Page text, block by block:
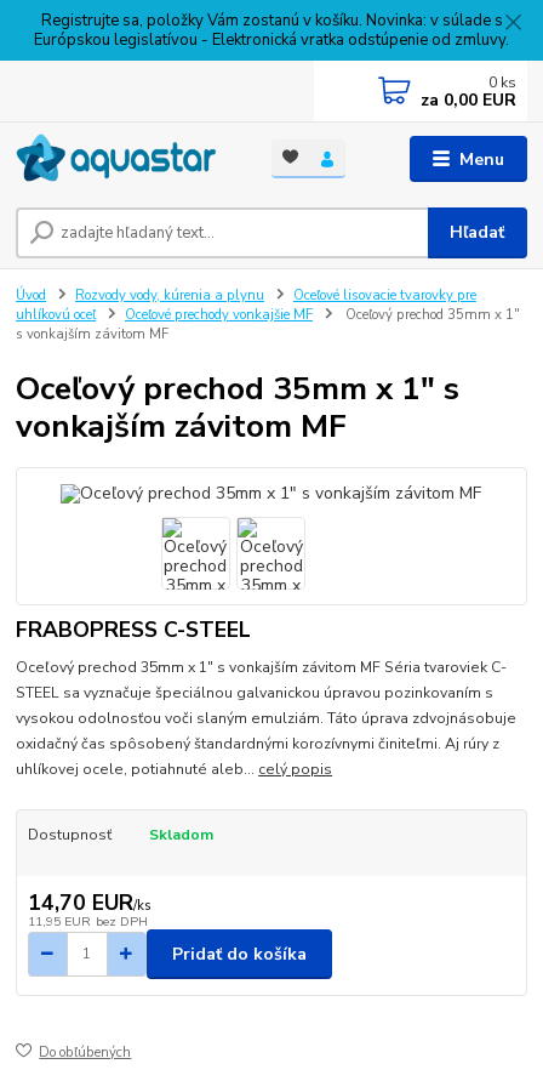
Registrujte sa, položky Vám zostanú v košíku. Novinka: v súlade s
Európskou legislatívou - Elektronická vratka odstúpenie od zmluvy.
Menu
Hľadať
0 ks
za 0,00 EUR
Úvod Rozvody vody, kúrenia a plynu
Oceľové lisovacie tvarovky pre
uhlíkovú oceľ
Oceľové prechody vonkajšie MF
Oceľový prechod 35mm x 1"
s vonkajším závitom MF
Oceľový prechod 35mm x 1" s
vonkajším závitom MF
FRABOPRESS C-STEEL
Oceľový prechod 35mm x 1" s vonkajším závitom MF Séria tvaroviek C-
STEEL sa vyznačuje špeciálnou galvanickou úpravou pozinkovaním s
vysokou odolnosťou voči slaným emulziám. Táto úprava zdvojnásobuje
oxidačný čas spôsobený štandardnými korozívnymi činiteľmi. Aj rúry z
uhlíkovej ocele, potiahnuté aleb... celý popis
Dostupnosť Skladom
14,70 EUR/ks
11,95 EUR bez DPH
Pridať do košíka
Do obľúbených